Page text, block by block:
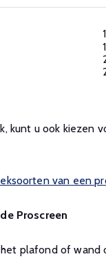
kunt u ook kiezen
van een
Proscreen
plafond of wand